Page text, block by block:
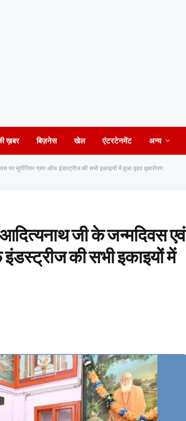
ख़बर बिज़नेस खेल एंटरटेनमेंट अन्य
पर सुपीरियर ग्रुप ऑफ इंडस्ट्रीज की सभी इकाइयों में हुआ वृहद वृक्षारोपण
जी के जन्मदिवस एवं
इंडस्ट्रीज की सभी इकाइयों में